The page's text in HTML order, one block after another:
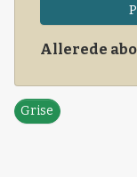
Allerede
Grise